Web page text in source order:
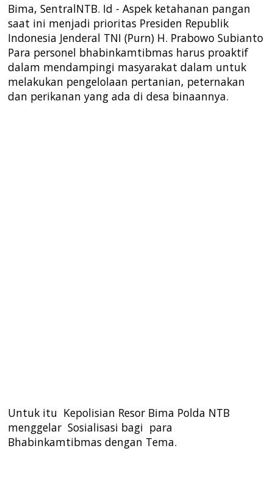
Bima, SentralNTB. Id -Aspek ketahanan pangan
saat ini menjadi prioritas Presiden Republik
Indonesia Jenderal TNI (Purn) H. Prabowo Subianto
Para personel bhabinkamtibmas harus proaktif
dalam mendampingi masyarakat dalam untuk
melakukan pengelolaan pertanian, peternakan
dan perikanan yang ada di desa binaannya.
Untuk itu Kepolisian Resor Bima Polda NTB
menggelar Sosialisasi bagi para
Bhabinkamtibmas dengan Tema.